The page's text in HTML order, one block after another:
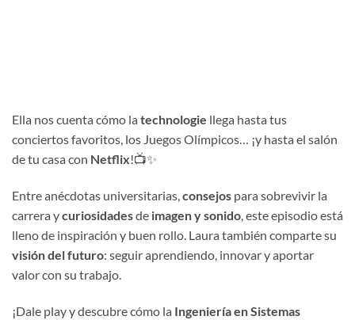
Ella nos cuenta cómo la technologie llega hasta tus
conciertos favoritos, los Juegos Olímpicos… ¡y hasta el salón
de tu casa con Netflix!📺✨
Entre anécdotas universitarias,consejos para sobrevivir la
carrera ycuriosidadesde imagen y sonido, este episodio está
lleno de inspiración y buen rollo. Laura también comparte su
visión del futuro: seguir aprendiendo, innovar y aportar
valor con su trabajo.
¡Dale play y descubre cómo la Ingeniería en Sistemas